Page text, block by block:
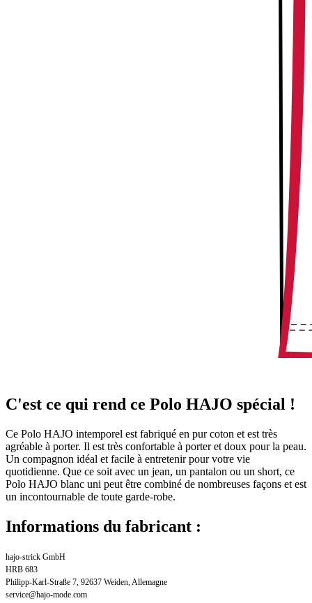
C'est ce qui rend ce Polo HAJO spécial !
Ce Polo HAJO intemporel est fabriqué en pur coton et est très
agréable à porter. Il est très confortable à porter et doux pour la peau.
Un compagnon idéal et facile à entretenir pour votre vie
quotidienne. Que ce soit avec un jean, un pantalon ou un short, ce
Polo HAJO blanc uni peut être combiné de nombreuses façons et est
un incontournable de toute garde-robe.
Informations du fabricant :
hajo-strick GmbH
HRB 683
Philipp-Karl-Straße 7, 92637 Weiden, Allemagne
service@hajo-mode.com